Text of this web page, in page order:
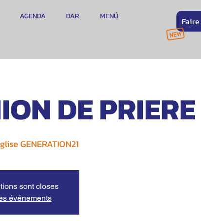
DAR MENÚ
AGENDA
DE PRIERE
GENERATION21
sont closes
événements